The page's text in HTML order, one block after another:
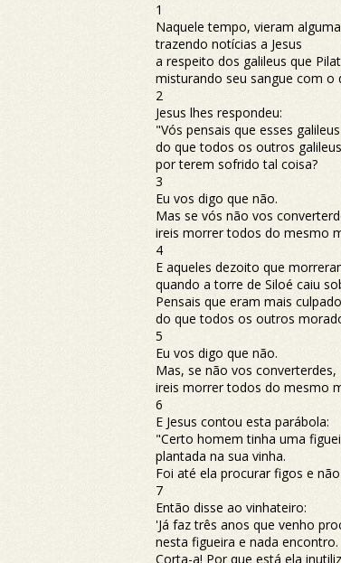
1
Naquele tempo, vieram
trazendo notícias a Jesus
a respeito dos galileus que
misturando seu sangue com o
2
Jesus lhes respondeu:
"Vós pensais que esses
do que todos os outros
por terem sofrido tal coisa?
3
Eu vos digo que não.
Mas se vós não vos
ireis morrer todos do mesmo
4
E aqueles dezoito que
quando a torre de Siloé caiu
Pensais que eram mais
do que todos os outros
5
Eu vos digo que não.
Mas, se não vos converterdes,
ireis morrer todos do mesmo
6
E Jesus contou esta parábola:
"Certo homem tinha uma
plantada na sua vinha.
Foi até ela procurar figos e
7
Então disse ao vinhateiro:
'Já faz três anos que venho
nesta figueira e nada encontro.
Corta-a! Por que está ela